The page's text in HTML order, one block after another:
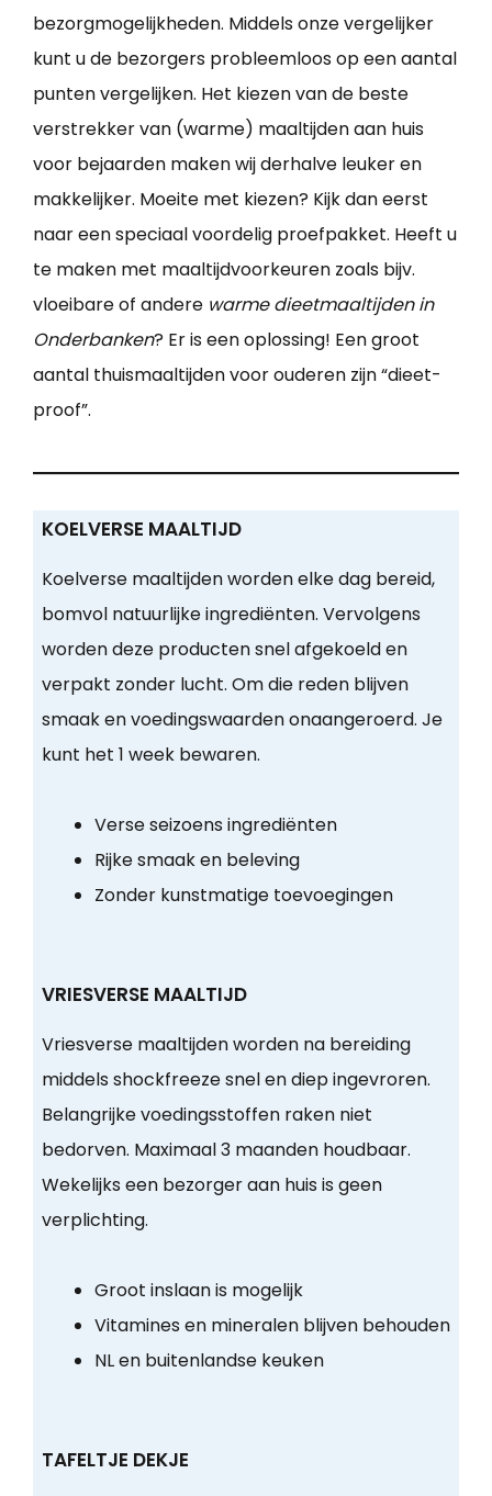
bezorgmogelijkheden. Middels onze vergelijker
kunt u de bezorgers probleemloos op een aantal
punten vergelijken. Het kiezen van de beste
verstrekker van (warme) maaltijden aan huis
voor bejaarden maken wij derhalve leuker en
makkelijker. Moeite met kiezen? Kijk dan eerst
naar een speciaal voordelig proefpakket. Heeft u
te maken met maaltijdvoorkeuren zoals bijv.
vloeibare of andere warme dieetmaaltijden in
Onderbanken? Er is een oplossing! Een groot
aantal thuismaaltijden voor ouderen zijn “dieet-
proof”.
KOELVERSE MAALTIJD
Koelverse maaltijden worden elke dag bereid,
bomvol natuurlijke ingrediënten. Vervolgens
worden deze producten snel afgekoeld en
verpakt zonder lucht. Om die reden blijven
smaak en voedingswaarden onaangeroerd. Je
kunt het 1 week bewaren.
Verse seizoens ingrediënten
Rijke smaak en beleving
Zonder kunstmatige toevoegingen
VRIESVERSE MAALTIJD
Vriesverse maaltijden worden na bereiding
middels shockfreeze snel en diep ingevroren.
Belangrijke voedingsstoffen raken niet
bedorven. Maximaal 3 maanden houdbaar.
Wekelijks een bezorger aan huis is geen
verplichting.
Groot inslaan is mogelijk
Vitamines en mineralen blijven behouden
NL en buitenlandse keuken
TAFELTJE DEKJE